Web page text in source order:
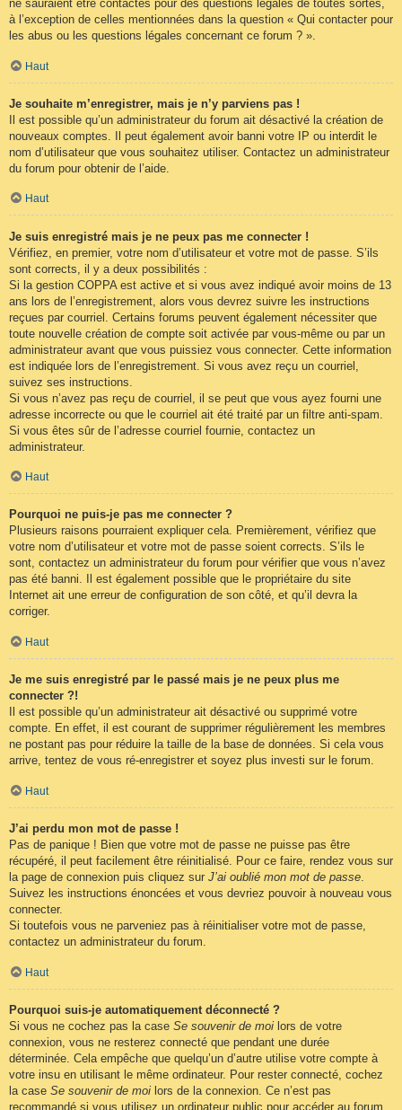
ne sauraient être contactés pour des questions légales de toutes sortes,
à l’exception de celles mentionnées dans la question « Qui contacter pour
les abus ou les questions légales concernant ce forum ? ».
Haut
Je souhaite m’enregistrer, mais je n’y parviens pas !
Il est possible qu’un administrateur du forum ait désactivé la création de
nouveaux comptes. Il peut également avoir banni votre IP ou interdit le
nom d’utilisateur que vous souhaitez utiliser. Contactez un administrateur
du forum pour obtenir de l’aide.
Haut
Je suis enregistré mais je ne peux pas me connecter !
Vérifiez, en premier, votre nom d’utilisateur et votre mot de passe. S’ils
sont corrects, il y a deux possibilités :
Si la gestion COPPA est active et si vous avez indiqué avoir moins de 13
ans lors de l’enregistrement, alors vous devrez suivre les instructions
reçues par courriel. Certains forums peuvent également nécessiter que
toute nouvelle création de compte soit activée par vous-même ou par un
administrateur avant que vous puissiez vous connecter. Cette information
est indiquée lors de l’enregistrement. Si vous avez reçu un courriel,
suivez ses instructions.
Si vous n’avez pas reçu de courriel, il se peut que vous ayez fourni une
adresse incorrecte ou que le courriel ait été traité par un filtre anti-spam.
Si vous êtes sûr de l’adresse courriel fournie, contactez un
administrateur.
Haut
Pourquoi ne puis-je pas me connecter ?
Plusieurs raisons pourraient expliquer cela. Premièrement, vérifiez que
votre nom d’utilisateur et votre mot de passe soient corrects. S’ils le
sont, contactez un administrateur du forum pour vérifier que vous n’avez
pas été banni. Il est également possible que le propriétaire du site
Internet ait une erreur de configuration de son côté, et qu’il devra la
corriger.
Haut
Je me suis enregistré par le passé mais je ne peux plus me
connecter ?!
Il est possible qu’un administrateur ait désactivé ou supprimé votre
compte. En effet, il est courant de supprimer régulièrement les membres
ne postant pas pour réduire la taille de la base de données. Si cela vous
arrive, tentez de vous ré-enregistrer et soyez plus investi sur le forum.
Haut
J’ai perdu mon mot de passe !
Pas de panique ! Bien que votre mot de passe ne puisse pas être
récupéré, il peut facilement être réinitialisé. Pour ce faire, rendez vous sur
la page de connexion puis cliquez sur J’ai oublié mon mot de passe.
Suivez les instructions énoncées et vous devriez pouvoir à nouveau vous
connecter.
Si toutefois vous ne parveniez pas à réinitialiser votre mot de passe,
contactez un administrateur du forum.
Haut
Pourquoi suis-je automatiquement déconnecté ?
Si vous ne cochez pas la case Se souvenir de moi lors de votre
connexion, vous ne resterez connecté que pendant une durée
déterminée. Cela empêche que quelqu’un d’autre utilise votre compte à
votre insu en utilisant le même ordinateur. Pour rester connecté, cochez
la case Se souvenir de moi lors de la connexion. Ce n’est pas
recommandé si vous utilisez un ordinateur public pour accéder au forum